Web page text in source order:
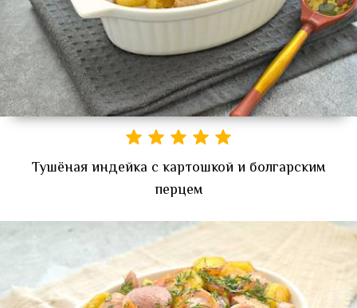
Тушёная индейка с картошкой и болгарским
перцем